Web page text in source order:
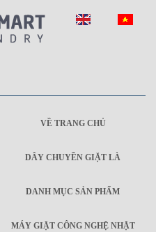
VỀ TRANG CHỦ
DÂY CHUYỀN GIẶT LÀ
DANH MỤC SẢN PHẨM
MÁY GIẶT CÔNG NGHỆ NHẬT